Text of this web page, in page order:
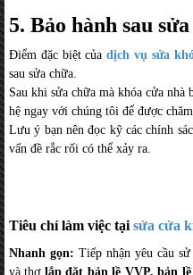
5. Bảo hành sau
Điểm đặc biệt củadịch vụ sửa
sau sửa chữa.
Sau khi sửa chữa mà khóa cửa nhà
hệ ngay với chúng tôi để được
Lưu ý bạn nên đọc kỹ các chính
vấn đề rắc rối có thể xảy ra.
Tiêu chí làm việc tại sửa cửa
Nhanh gọn: Tiếp nhận yêu cầu
và thợ lắp đặt bản lề VVP, bản